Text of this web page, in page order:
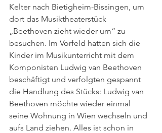
Kelter nach Bietigheim-Bissingen, um
dort das Musiktheaterstück
„Beethoven zieht wieder um“ zu
besuchen. Im Vorfeld hatten sich die
Kinder im Musikunterricht mit dem
Komponisten Ludwig van Beethoven
beschäftigt und verfolgten gespannt
die Handlung des Stücks: Ludwig van
Beethoven möchte wieder einmal
seine Wohnung in Wien wechseln und
aufs Land ziehen. Alles ist schon in